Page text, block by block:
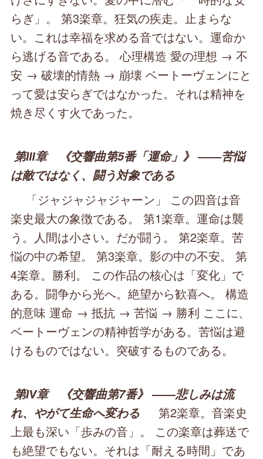
らぎ」。 第3楽章。狂気の疾走。止まらな
い。これは幸福を求める音ではない。運命か
ら逃げる音である。 心理構造 愛の理想 → 不
安 → 破壊的情熱 → 崩壊 ベートーヴェンにと
って愛は安らぎではなかった。それは精神を
焼き尽くす火であった。
第Ⅲ章 《交響曲第5番「運命」》 ――苦悩
は敵ではなく、闘う対象である
「ジャジャジャジャーン」 この四音は音
楽史最大の象徴である。 第1楽章。運命は襲
う。人間は小さい。だが闘う。 第2楽章。苦
悩の中の希望。 第3楽章。影の中の不安。 第
4楽章。勝利。 この作品の核心は「変化」で
ある。闘争から光へ。絶望から歓喜へ。 構造
的意味 運命 → 抵抗 → 苦悩 → 勝利 ここに、
ベートーヴェンの精神哲学がある。苦悩は避
けるものではない。突破するものである。
第Ⅳ章 《交響曲第7番》 ――悲しみは流
れ、やがて生命へ変わる
第2楽章。音楽史
上最も深い「歩みの音」。 この楽章は葬送で
も絶望でもない。それは「耐える時間」であ